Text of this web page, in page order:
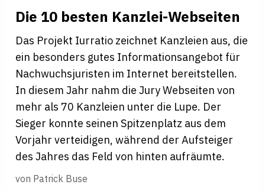
Die 10 besten Kanzlei-Webseiten
Das Projekt Iurratio zeichnet Kanzleien aus, die
ein besonders gutes Informationsangebot für
Nachwuchsjuristen im Internet bereitstellen.
In diesem Jahr nahm die Jury Webseiten von
mehr als 70 Kanzleien unter die Lupe. Der
Sieger konnte seinen Spitzenplatz aus dem
Vorjahr verteidigen, während der Aufsteiger
des Jahres das Feld von hinten aufräumte.
von Patrick Buse